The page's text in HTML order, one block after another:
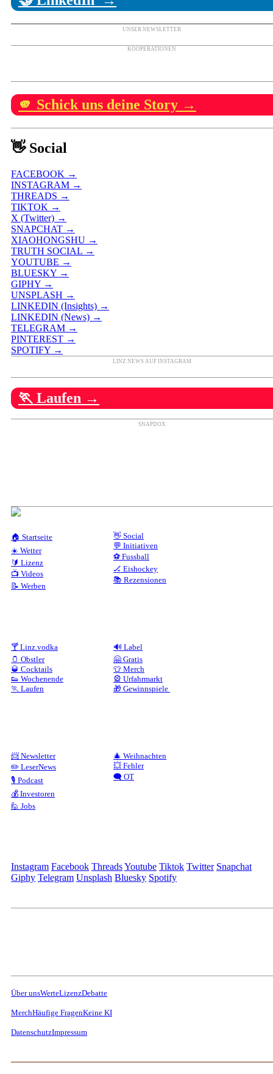
UNSER NEWSLETTER
KOOPERATIONEN
🫵 Schick uns deine Story →
👋 Social
FACEBOOK →
INSTAGRAM →
THREADS →
TIKTOK →
X (Twitter) →
SNAPCHAT →
XIAOHONGSHU →
TRUTH SOCIAL →
YOUTUBE →
BLUESKY →
GIPHY →
UNSPLASH →
LINKEDIN (Insights) →
LINKEDIN (News) →
TELEGRAM →
PINTEREST →
SPOTIFY →
LINZ NEWS AUF INSTAGRAM
🏃 Laufen →
SNAPDOX
🏠 Startseite
☀️ Wetter
🔰 Lizenz
📺 Videos
📝 Werben
👋 Social
💬 Initiativen
⚽ Fussball
🏒 Eishockey
📚 Rezensionen
🍸 Linz.vodka
🫙 Obstler
🥃 Cocktails
👟 Wochenende
🏃 Laufen
🔊 Label
🤗 Gratis
👕 Merch
🎡 Urfahrmarkt
🎁 Gewinnspiele
📨 Newsletter
✏️ LeserNews
🎙️ Podcast
💰 Investoren
🙋 Jobs
🎄 Weihnachten
💥 Fehler
🗨️ OT
Instagram Facebook ThreadsYoutube Tiktok Twitter Snapchat
Giphy Telegram Unsplash Bluesky Spotify
Über unsWerteLizenzDebatte
MerchHäufige FragenKeine KI
DatenschutzImpressum